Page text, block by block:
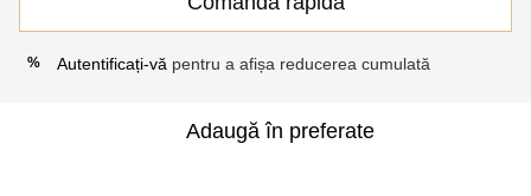
% Autentificați-vă pentru a afișa reducerea cumulată
Adaugă în preferate